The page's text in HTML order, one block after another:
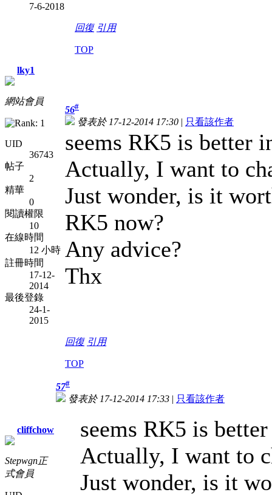
7-6-2018
回復 引用
TOP
lky1
網站會員
UID
36743
帖子
2
精華
0
閱讀權限
10
在線時間
12 小時
註冊時間
17-12-
2014
最後登錄
24-1-
2015
56#
發表於 17-12-2014 17:30 | 只看該作者
seems RK5 is better
Actually, I want to
Just wonder, is it
RK5 now?
Any advice?
Thx
回復 引用
TOP
cliffchow
Stepwgn正
式會員
57#
發表於 17-12-2014 17:33 | 只看該作者
seems RK5 is
Actually, I want to
Just wonder, is it